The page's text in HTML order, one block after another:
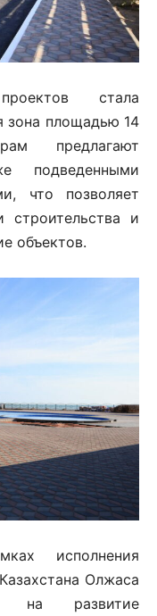
стала
зона площадью 14
предлагают
подведенными
что позволяет
строительства и
объектов.
исполнения
Олжаса
на развитие